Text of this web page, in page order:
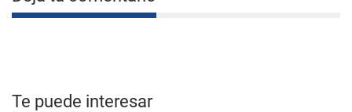
Te puede interesar